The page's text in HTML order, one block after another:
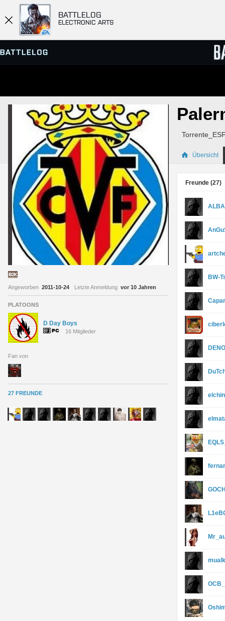
BATTLELOG
ELECTRONIC ARTS
SERVER-BROWSER
MATCHES
Angeworben 2011-10-24 Letzte Anmeldung vor 10 Jahren
PLATOONS
D Day Boys
16 Mitglieder
Fan von
27 FREUNDE
Übersicht
Freunde (27)
BW-